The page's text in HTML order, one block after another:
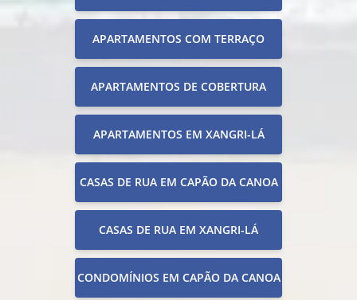
APARTAMENTOS COM TERRAÇO
APARTAMENTOS DE COBERTURA
APARTAMENTOS EM XANGRI-LÁ
CASAS DE RUA EM CAPÃO DA CANOA
CASAS DE RUA EM XANGRI-LÁ
CONDOMÍNIOS EM CAPÃO DA CANOA